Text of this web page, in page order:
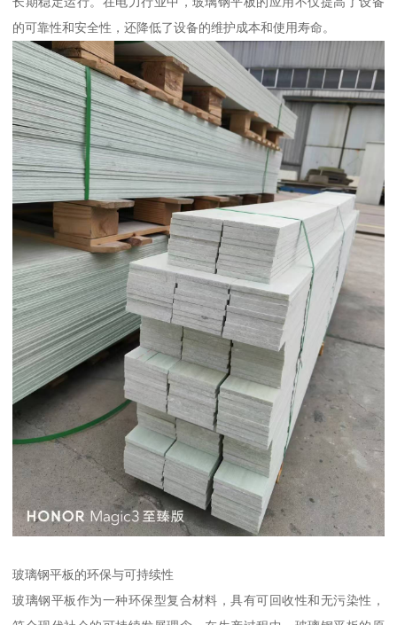
的可靠性和安全性，还降低了设备的维护成本和使用寿命。
玻璃钢平板的环保与可持续性
玻璃钢平板作为一种环保型复合材料，具有可回收性和无污染性，